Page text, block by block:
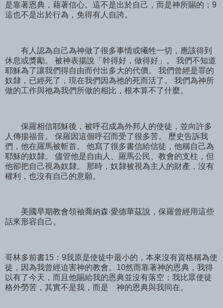
是靠著恩典，藉著信心。這不是出於自己，而是神所賜的；9
這也不是出於行為，免得有人自誇。
有人認為自己為神做了很多事情或犧牲一切，應該得到
休息或獎勵。 被神表揚說「幹得好，做得好」。 我們不知道
耶穌為了讓我們得自由而付出多大的代價。 我們曾經是罪的
奴隸，已經死了，現在我們因為祂的死而活了。 我們為神所
做的工作與祂為我們所做的相比，根本算不了什麼。
保羅相信耶穌後，被呼召成為外邦人的使徒，並向許多
人傳揚福音。 保羅因這個呼召而受了很多苦。 歷史告訴我
們，他在羅馬被斬首。 他寫了很多書信給信徒，他稱自己為
耶穌的奴隸。 儘管他是自由人、羅馬公民、教會的支柱，但
他卻把自己視為奴隸。 那時，奴隸被視為主人的財產，沒有
權利，也沒有自己的意願。
美國早期教會領袖喬納森‧愛德華茲說，保羅曾經用這些
話來形容自己。
哥林多前書15：9我原是使徒中最小的，本來沒有資格稱為使
徒，因為我曾經迫害神的教會。10然而靠著神的恩典，我得
以有了今天，而且他賜給我的恩典並沒有落空；我比眾使徒
格外勞苦，其實不是我，而是 神的恩典與我同在。